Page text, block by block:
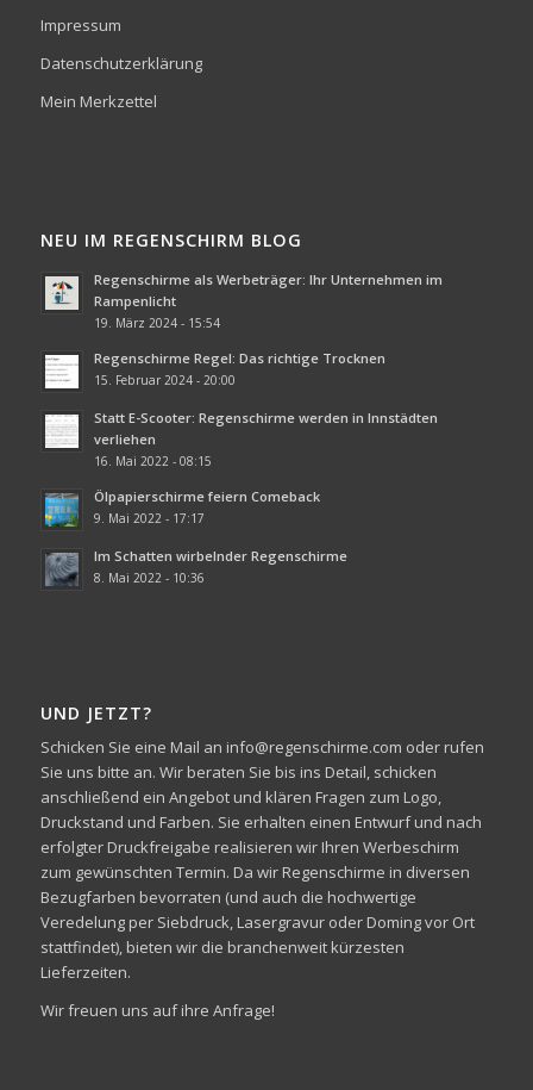
Impressum
Datenschutzerklärung
Mein Merkzettel
NEU IM REGENSCHIRM BLOG
Regenschirme als Werbeträger: Ihr Unternehmen im
Rampenlicht
19. März 2024 - 15:54
Regenschirme Regel: Das richtige Trocknen
15. Februar 2024 - 20:00
Statt E-Scooter: Regenschirme werden in Innstädten
verliehen
16. Mai 2022 - 08:15
Ölpapierschirme feiern Comeback
9. Mai 2022 - 17:17
Im Schatten wirbelnder Regenschirme
8. Mai 2022 - 10:36
UND JETZT?
Schicken Sie eine Mail an info@regenschirme.com oder rufen
Sie uns bitte an. Wir beraten Sie bis ins Detail, schicken
anschließend ein Angebot und klären Fragen zum Logo,
Druckstand und Farben. Sie erhalten einen Entwurf und nach
erfolgter Druckfreigabe realisieren wir Ihren Werbeschirm
zum gewünschten Termin. Da wir Regenschirme in diversen
Bezugfarben bevorraten (und auch die hochwertige
Veredelung per Siebdruck, Lasergravur oder Doming vor Ort
stattfindet), bieten wir die branchenweit kürzesten
Lieferzeiten.
Wir freuen uns auf ihre Anfrage!